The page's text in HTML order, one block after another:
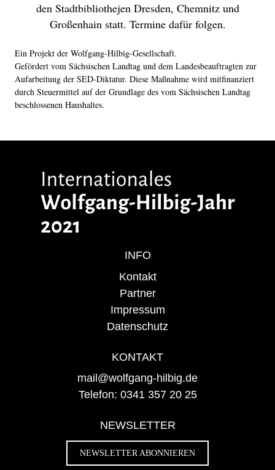
den Stadtbibliothejen Dresden, Chemnitz und
Großenhain statt. Termine dafür folgen.
Ein Projekt der Wolfgang-Hilbig-Gesellschaft.
Gefördert vom Sächsischen Landtag und dem Landesbeauftragten zur
Aufarbeitung der SED-Diktatur. Diese Maßnahme wird mitfinanziert
durch Steuermittel auf der Grundlage des vom Sächsischen Landtag
beschlossenen Haushaltes.
INFO
Kontakt
Partner
Impressum
Datenschutz
KONTAKT
mail@wolfgang-hilbig.de
Telefon: 0341 357 20 25
NEWSLETTER
NEWSLETTER ABONNIEREN